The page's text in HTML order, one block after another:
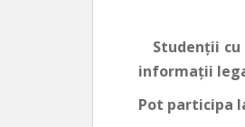
Studenţii cu
informaţii
Pot participa